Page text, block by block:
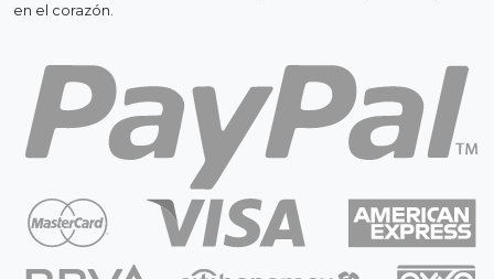
en el corazón.